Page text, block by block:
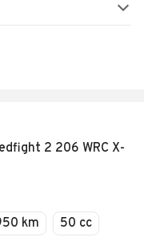
2 206 WRC X-
km
50 cc